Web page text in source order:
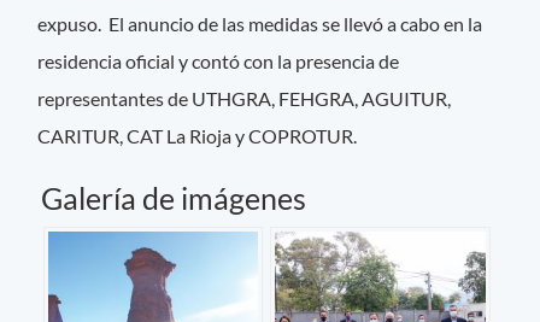
expuso. El anuncio de las medidas se llevó a cabo en la
residencia oficial y contó con la presencia de
representantes de UTHGRA, FEHGRA, AGUITUR,
CARITUR, CAT La Rioja y COPROTUR.
Galería de imágenes